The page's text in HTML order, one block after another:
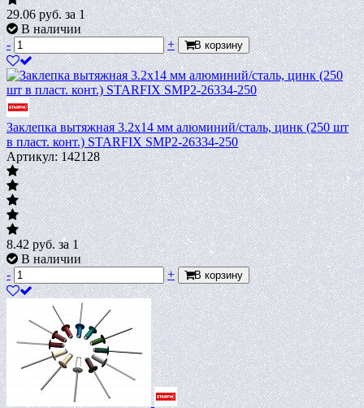
29.06руб.за 1
В наличии
-
+ В корзину
Заклепка вытяжная 3.2х14 мм алюминий/сталь, цинк (250 шт
в пласт. конт.) STARFIX SMP2-26334-250
Артикул: 142128
8.42руб.за 1
В наличии
-
+ В корзину